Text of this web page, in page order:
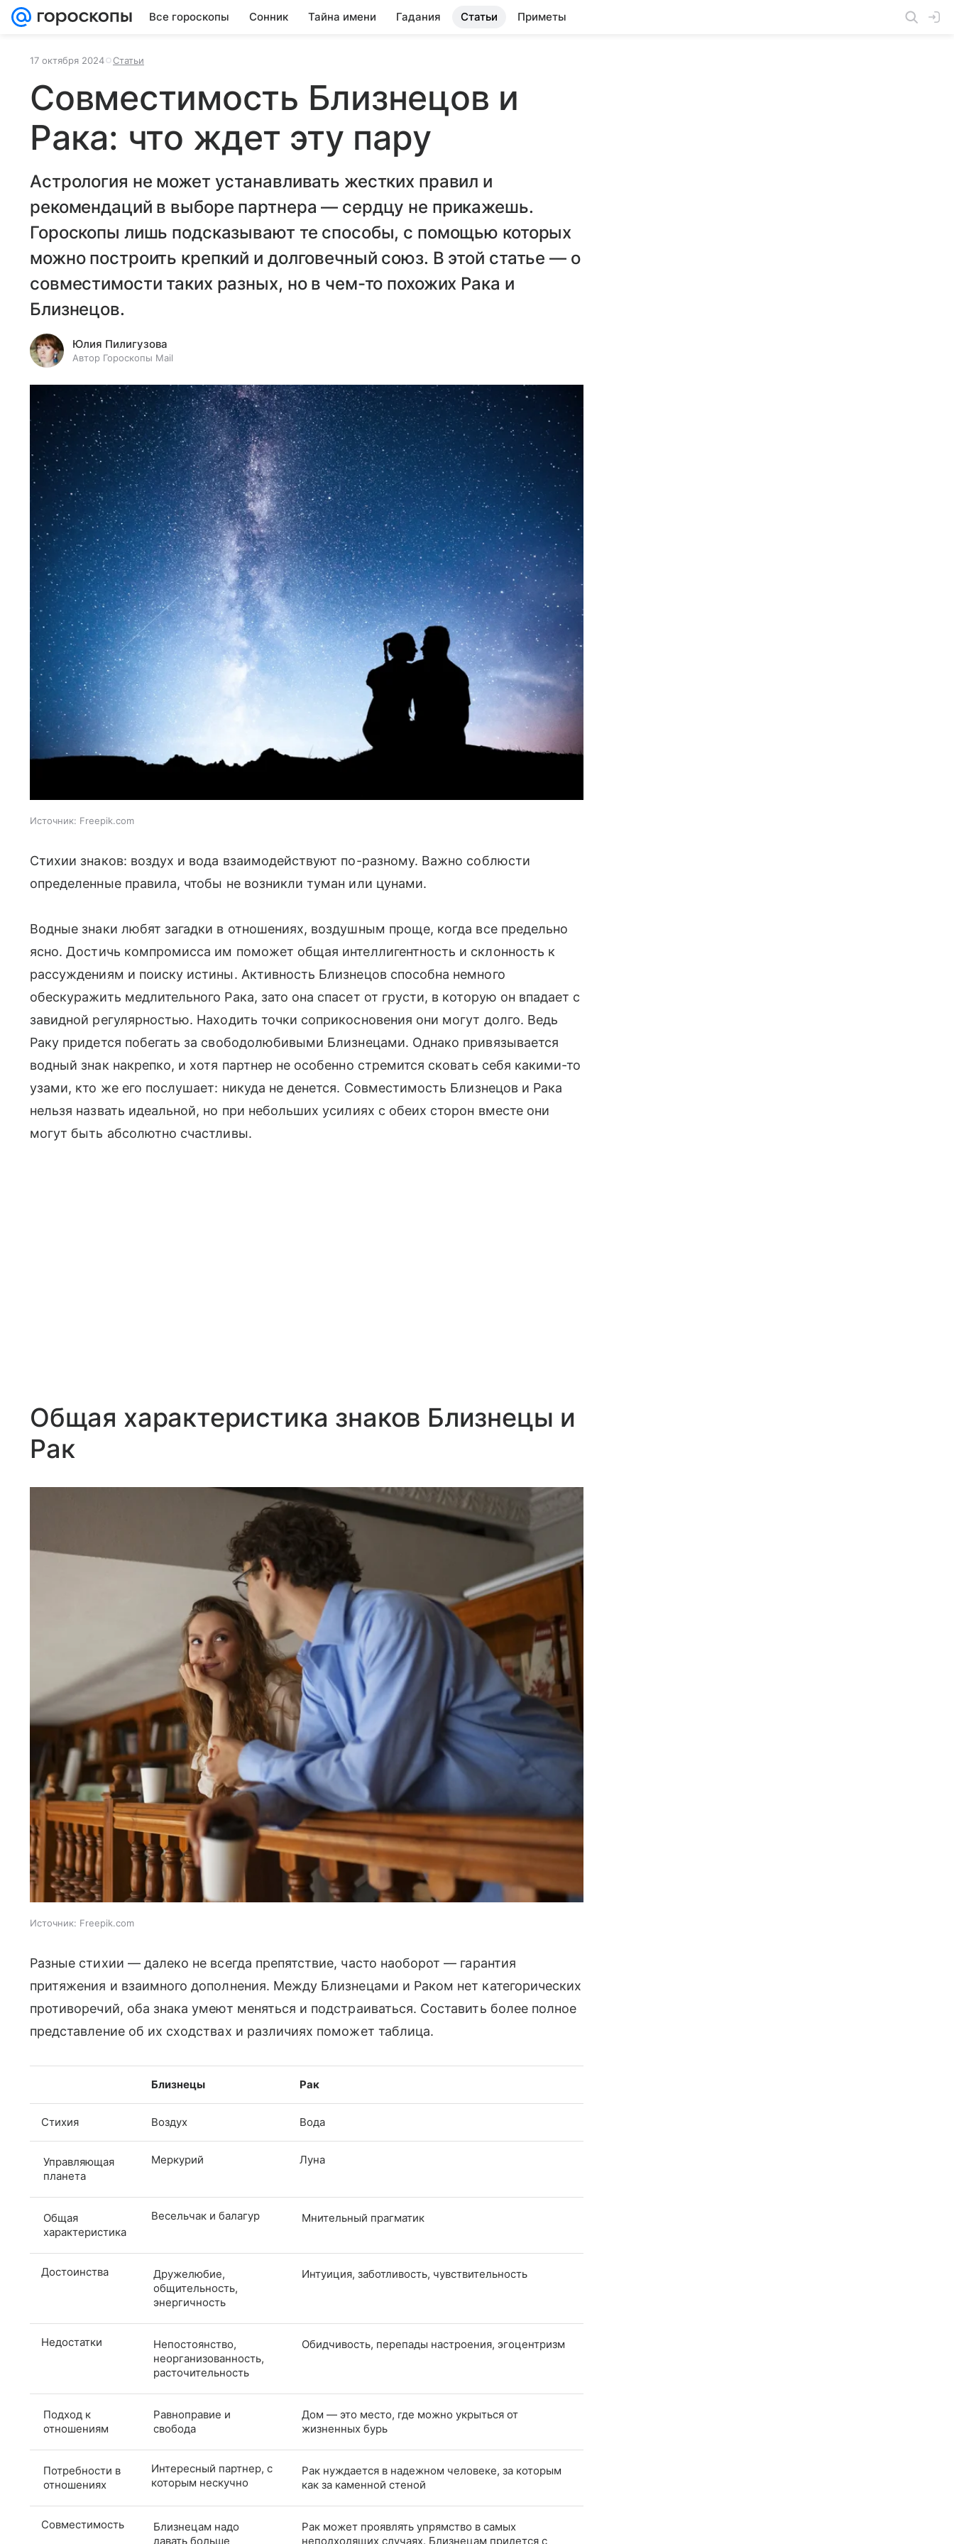
Все гороскопы Сонник Тайна имени Гадания Статьи Приметы
17 октября 2024 Статьи
Совместимость Близнецов и
Рака: что ждет эту пару
Астрология не может устанавливать жестких правил и
рекомендаций в выборе партнера — сердцу не прикажешь.
Гороскопы лишь подсказывают те способы, с помощью которых
можно построить крепкий и долговечный союз. В этой статье — о
совместимости таких разных, но в чем-то похожих Рака и
Близнецов.
Юлия Пилигузова
Автор Гороскопы Mail
Источник: Freepik.com
Стихии знаков: воздух и вода взаимодействуют по-разному. Важно соблюсти
определенные правила, чтобы не возникли туман или цунами.
Водные знаки любят загадки в отношениях, воздушным проще, когда все предельно
ясно. Достичь компромисса им поможет общая интеллигентность и склонность к
рассуждениям и поиску истины. Активность Близнецов способна немного
обескуражить медлительного Рака, зато она спасет от грусти, в которую он впадает с
завидной регулярностью. Находить точки соприкосновения они могут долго. Ведь
Раку придется побегать за свободолюбивыми Близнецами. Однако привязывается
водный знак накрепко, и хотя партнер не особенно стремится сковать себя какими-то
узами, кто же его послушает: никуда не денется. Совместимость Близнецов и Рака
нельзя назвать идеальной, но при небольших усилиях с обеих сторон вместе они
могут быть абсолютно счастливы.
Общая характеристика знаков Близнецы и
Рак
Источник: Freepik.com
Разные стихии — далеко не всегда препятствие, часто наоборот — гарантия
притяжения и взаимного дополнения. Между Близнецами и Раком нет категорических
противоречий, оба знака умеют меняться и подстраиваться. Составить более полное
представление об их сходствах и различиях поможет таблица.
Близнецы Рак
Стихия Воздух Вода
Управляющая
планета
Меркурий Луна
Общая
характеристика
Весельчак и балагур Мнительный прагматик
Достоинства
Дружелюбие,
общительность,
энергичность
Интуиция, заботливость, чувствительность
Недостатки
Непостоянство,
неорганизованность,
расточительность
Обидчивость, перепады настроения, эгоцентризм
Подход к
отношениям
Равноправие и
свобода
Дом — это место, где можно укрыться от
жизненных бурь
Потребности в
отношениях
Интересный партнер, с
которым нескучно
Рак нуждается в надежном человеке, за которым
как за каменной стеной
Совместимость
Близнецам надо
давать больше
Рак может проявлять упрямство в самых
неподходящих случаях. Близнецам придется с